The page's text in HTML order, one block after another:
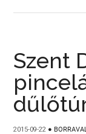
Szent
2015-09-22 ●